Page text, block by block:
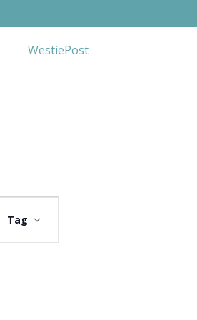
WestiePost
Ansichten-
Tag